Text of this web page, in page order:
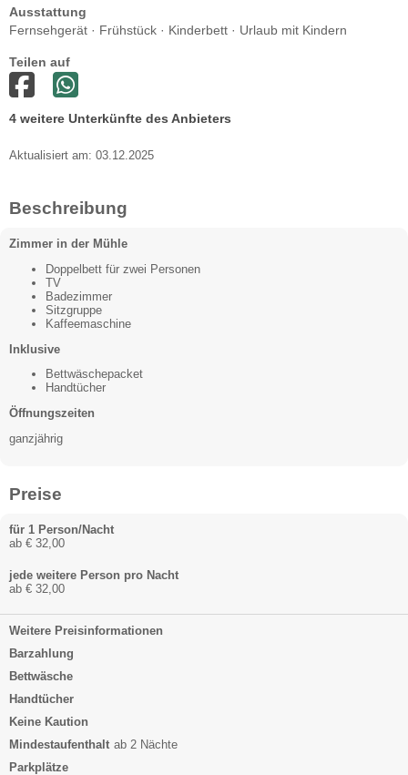
Ausstattung
Fernsehgerät · Frühstück · Kinderbett · Urlaub mit Kindern
Teilen auf
4 weitere Unterkünfte des Anbieters
Aktualisiert am: 03.12.2025
Beschreibung
Zimmer in der Mühle
Doppelbett für zwei Personen
TV
Badezimmer
Sitzgruppe
Kaffeemaschine
Inklusive
Bettwäschepacket
Handtücher
Öffnungszeiten
ganzjährig
Preise
für 1 Person/Nacht
ab € 32,00
jede weitere Person pro Nacht
ab € 32,00
Weitere Preisinformationen
Barzahlung
Bettwäsche
Handtücher
Keine Kaution
Mindestaufenthalt ab 2 Nächte
Parkplätze